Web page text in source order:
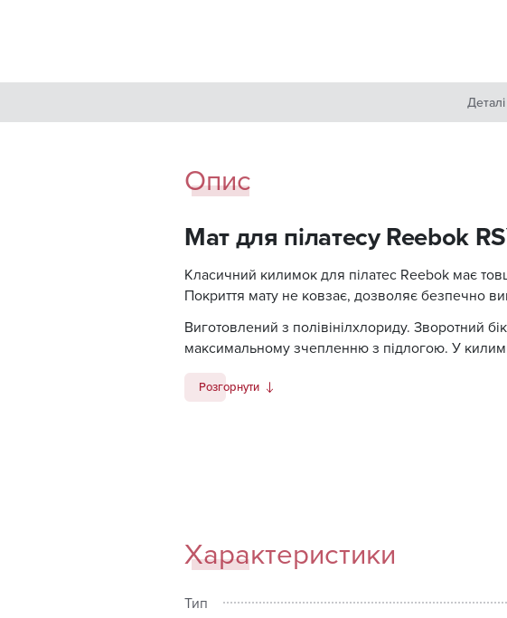
Деталі
Опис
Мат для пілатесу Reebok
Класичний килимок для пілатес Reebok має
Покриття мату не ковзає, дозволяє безпечно
Виготовлений з полівінілхлориду. Зворотний
максимальному зчепленню з підлогою. У
Розгорнути
Характеристики
Тип